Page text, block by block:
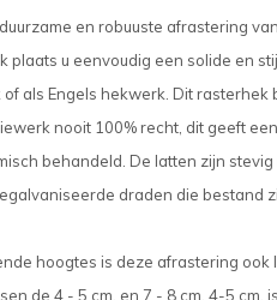
en robuuste afrastering
plaats u eenvoudig een solide en
als Engels hekwerk. Dit
nooit 100% recht, dit geeft
behandeld. De latten zijn
draden die bestand
hoogtes is deze afrastering
de 4 - 5 cm. en 7 - 8 cm. 4-5